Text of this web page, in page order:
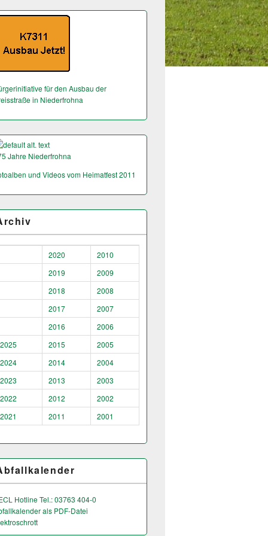
für den Ausbau der
in Niederfrohna
Jahre Niederfrohna
und Videos vom Heimatfest 2011
2020
2010
2019
2009
2018
2008
2017
2007
2016
2006
2025
2015
2005
2024
2014
2004
2023
2013
2003
2022
2012
2002
2021
2011 2001
Hotline Tel.: 03763 404-0
als PDF-Datei